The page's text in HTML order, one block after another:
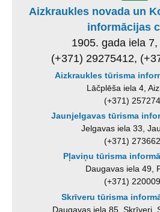
Aizkraukles novada un
informācijas
1905. gada iela
(+371) 29275412,
Aizkraukles tūrisma
Lāčplēša iela 4,
(+371)
Jaunjelgavas tūrisma
Jelgavas iela 33,
(+371)
Pļaviņu tūrisma
Daugavas iela 49,
(+371)
Skrīveru tūrisma
Daugavas iela 85, Skrīveri,